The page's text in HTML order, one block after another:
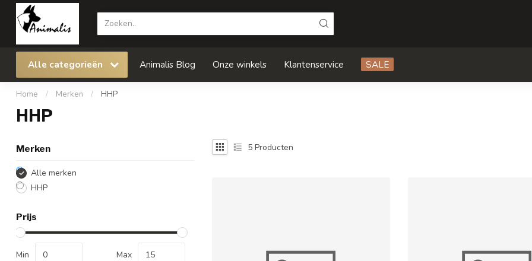
Alle categorieën Animalis Blog Onze winkels Klantenservice SALE
Home / Merken / HHP
HHP
Merken
Alle merken
HHP
Prijs
Min Max
5 Producten